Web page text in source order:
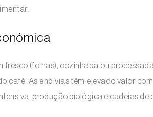
fresco (folhas), cozinhada ou
café. As endívias têm elevado valor
produção biológica e cadeias de